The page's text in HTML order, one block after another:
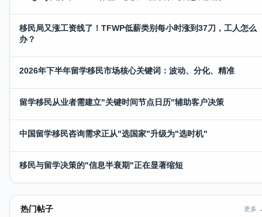
移民局又涨工资线了！TFWP低薪类别每小时涨到37刀，工人怎么
办？
2026年下半年留学移民市场核心关键词：波动、分化、精准
留学移民从业者需建立"关键时间节点日历"辅助客户决策
中国留学移民咨询需求正从"选国家"升级为"选时机"
移民与留学决策的"信息半衰期"正在显著缩短
热门帖子 更多